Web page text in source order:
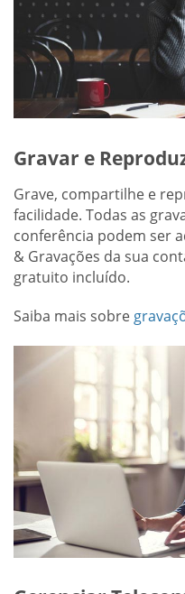
Gravar e
Grave, compartilhe e
facilidade. Todas as
conferência podem ser
& Gravações da sua
gratuito incluído.
Saiba mais sobre